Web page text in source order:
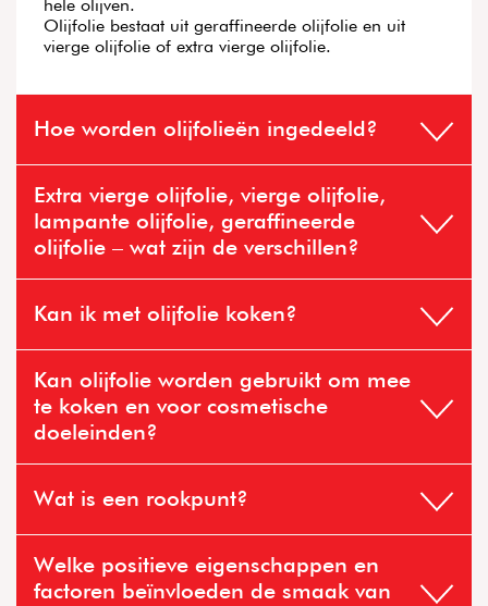
hele olijven.
Olijfolie bestaat uit geraffineerde olijfolie en uit
vierge olijfolie of extra vierge olijfolie.
Hoe worden olijfolieën ingedeeld?
Op basis van de verschillende resultaten en de
daaropvolgende verwerking wordt de olie als volgt
Extra vierge olijfolie, vierge olijfolie,
lampante olijfolie, geraffineerde
olijfolie – wat zijn de verschillen?
Kan ik met olijfolie koken?
Kan olijfolie worden gebruikt om mee
te koken en voor cosmetische
doeleinden?
Wat is een rookpunt?
Welke positieve eigenschappen en
factoren beïnvloeden de smaak van